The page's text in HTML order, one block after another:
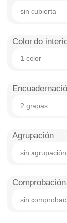
sin cubierta
Colorido
1 color
2 grapas
Agrupación
sin agrupación
sin